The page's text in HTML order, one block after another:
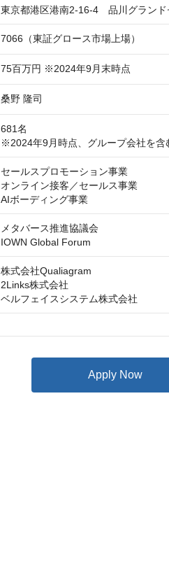
東京都港区港南2-16-4　品川グラン
7066（東証グロース市場上場）
75百万円 ※2024年9月末時点
桑野 隆司
681名
※2024年9月時点、グループ会社を含
セールスプロモーション事業
オンライン接客／セールス事業
AIボーディング事業
メタバース推進協議会
IOWN Global Forum
株式会社Qualiagram
2Links株式会社
ベルフェイスシステム株式会社
Apply Now